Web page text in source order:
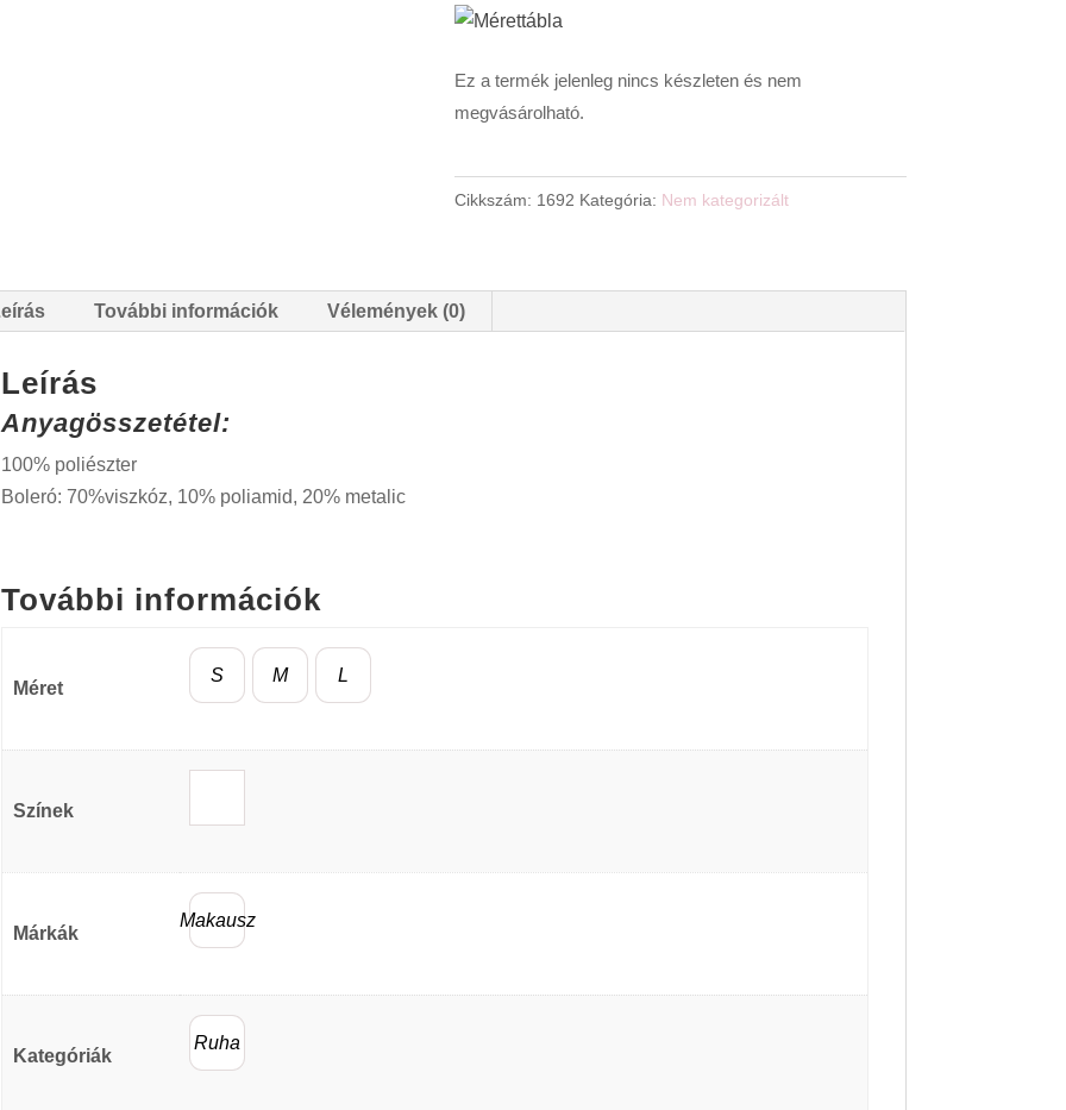
Ez a termék jelenleg nincs készleten és nem
megvásárolható.
Cikkszám: 1692 Kategória: Nem kategorizált
További információk Vélemények (0)
Leírás
Anyagösszetétel:
100% poliészter
Boleró: 70%viszkóz, 10% poliamid, 20% metalic
További információk
Méret
S M L
Színek
Márkák
Makausz
Kategóriák
Ruha